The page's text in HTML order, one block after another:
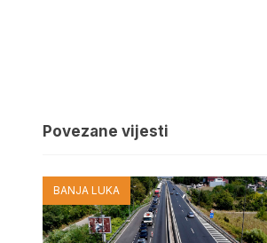
Povezane vijesti
BANJA LUKA